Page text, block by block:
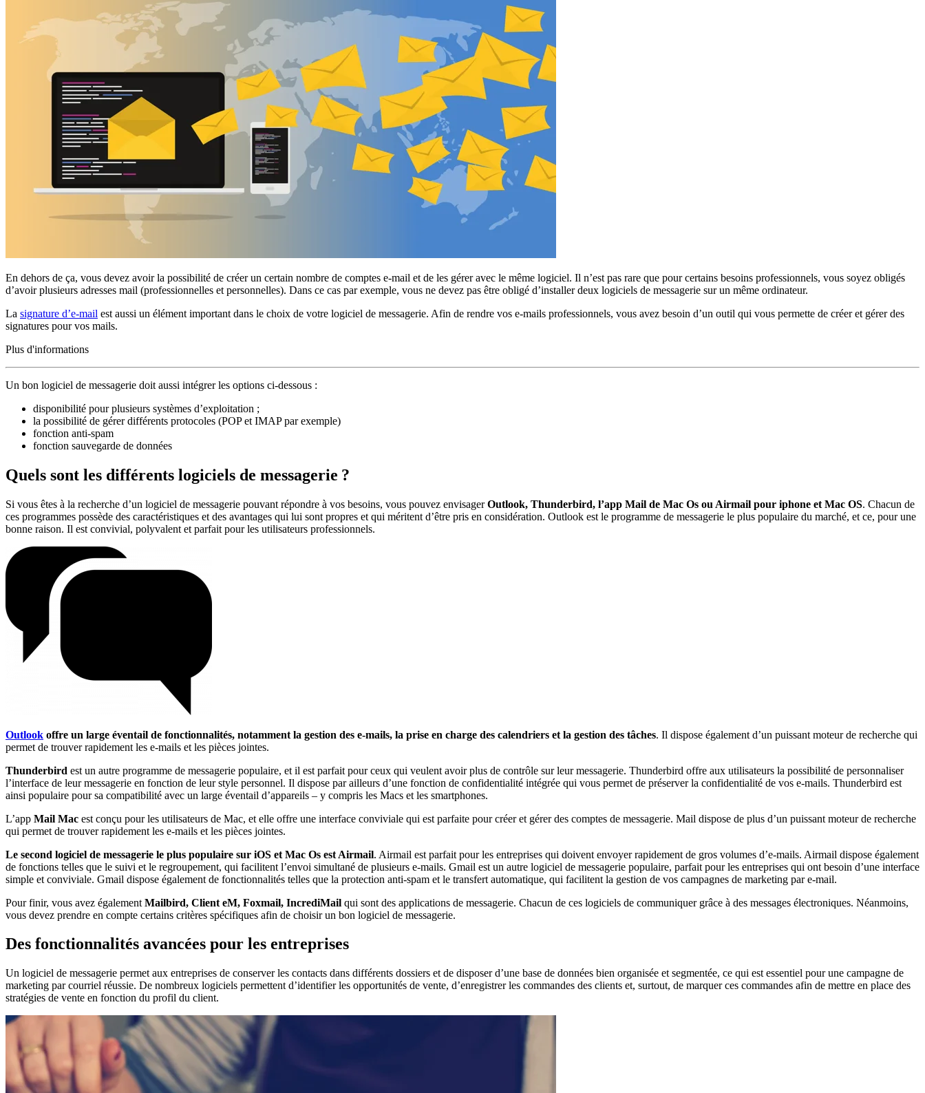
En dehors de ça, vous devez avoir la possibilité de créer un certain nombre de comptes e-mail et de les gérer avec le même logiciel. Il n’est pas rare que pour certains besoins professionnels, vous soyez obligés
d’avoir plusieurs adresses mail (professionnelles et personnelles). Dans ce cas par exemple, vous ne devez pas être obligé d’installer deux logiciels de messagerie sur un même ordinateur.
La signature d’e-mail est aussi un élément important dans le choix de votre logiciel de messagerie. Afin de rendre vos e-mails professionnels, vous avez besoin d’un outil qui vous permette de créer et gérer des
signatures pour vos mails.
Plus d'informations
Un bon logiciel de messagerie doit aussi intégrer les options ci-dessous :
disponibilité pour plusieurs systèmes d’exploitation ;
la possibilité de gérer différents protocoles (POP et IMAP par exemple)
fonction anti-spam
fonction sauvegarde de données
Quels sont les différents logiciels de messagerie ?
Si vous êtes à la recherche d’un logiciel de messagerie pouvant répondre à vos besoins, vous pouvez envisagerOutlook, Thunderbird, l’app Mail de Mac Os ou Airmail pour iphone et Mac OS. Chacun de
ces programmes possède des caractéristiques et des avantages qui lui sont propres et qui méritent d’être pris en considération. Outlook est le programme de messagerie le plus populaire du marché, et ce, pour une
bonne raison. Il est convivial, polyvalent et parfait pour les utilisateurs professionnels.
Outlook offre un large éventail de fonctionnalités, notamment la gestion des e-mails, la prise en charge des calendriers et la gestion des tâches. Il dispose également d’un puissant moteur de recherche qui
permet de trouver rapidement les e-mails et les pièces jointes.
Thunderbird est un autre programme de messagerie populaire, et il est parfait pour ceux qui veulent avoir plus de contrôle sur leur messagerie. Thunderbird offre aux utilisateurs la possibilité de personnaliser
l’interface de leur messagerie en fonction de leur style personnel. Il dispose par ailleurs d’une fonction de confidentialité intégrée qui vous permet de préserver la confidentialité de vos e-mails. Thunderbird est
ainsi populaire pour sa compatibilité avec un large éventail d’appareils – y compris les Macs et les smartphones.
L’app Mail Mac est conçu pour les utilisateurs de Mac, et elle offre une interface conviviale qui est parfaite pour créer et gérer des comptes de messagerie. Mail dispose de plus d’un puissant moteur de recherche
qui permet de trouver rapidement les e-mails et les pièces jointes.
Le second logiciel de messagerie le plus populaire sur iOS et Mac Os est Airmail. Airmail est parfait pour les entreprises qui doivent envoyer rapidement de gros volumes d’e-mails. Airmail dispose également
de fonctions telles que le suivi et le regroupement, qui facilitent l’envoi simultané de plusieurs e-mails. Gmail est un autre logiciel de messagerie populaire, parfait pour les entreprises qui ont besoin d’une interface
simple et conviviale. Gmail dispose également de fonctionnalités telles que la protection anti-spam et le transfert automatique, qui facilitent la gestion de vos campagnes de marketing par e-mail.
Pour finir, vous avez également Mailbird, Client eM, Foxmail, IncrediMail qui sont des applications de messagerie. Chacun de ces logiciels de communiquer grâce à des messages électroniques. Néanmoins,
vous devez prendre en compte certains critères spécifiques afin de choisir un bon logiciel de messagerie.
Des fonctionnalités avancées pour les entreprises
Un logiciel de messagerie permet aux entreprises de conserver les contacts dans différents dossiers et de disposer d’une base de données bien organisée et segmentée, ce qui est essentiel pour une campagne de
marketing par courriel réussie. De nombreux logiciels permettent d’identifier les opportunités de vente, d’enregistrer les commandes des clients et, surtout, de marquer ces commandes afin de mettre en place des
stratégies de vente en fonction du profil du client.